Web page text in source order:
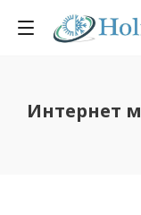
Интернет